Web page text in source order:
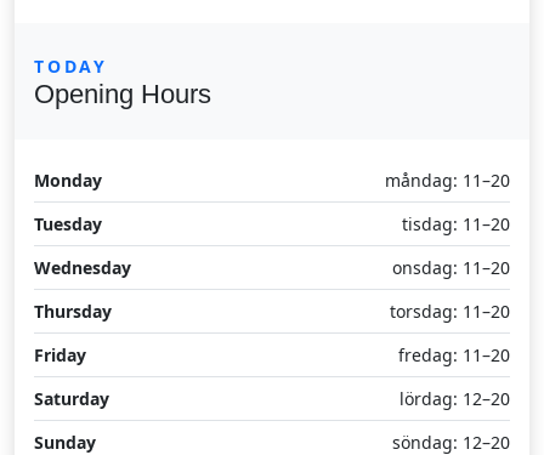
TODAY
Opening Hours
Monday
måndag: 11–20
Tuesday
tisdag: 11–20
Wednesday
onsdag: 11–20
Thursday
torsdag: 11–20
Friday
fredag: 11–20
Saturday
lördag: 12–20
Sunday
söndag: 12–20